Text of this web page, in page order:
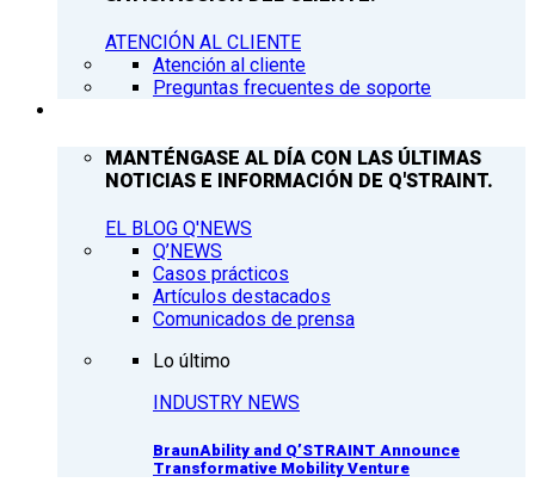
ATENCIÓN AL CLIENTE
Atención al cliente
Preguntas frecuentes de soporte
MANTÉNGASE AL DÍA CON LAS ÚLTIMAS
NOTICIAS E INFORMACIÓN DE Q'STRAINT.
EL BLOG Q'NEWS
Q’NEWS
Casos prácticos
Artículos destacados
Comunicados de prensa
Lo último
INDUSTRY NEWS
BraunAbility and Q’STRAINT Announce
Transformative Mobility Venture